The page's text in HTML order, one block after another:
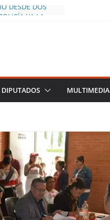
DESDE DOS
AL INFLUENCER
EN
A LAS
TERMINA
DE
DEL PLAN
DIPUTADOS MULTIMEDIA